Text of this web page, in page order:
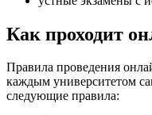
Как проходит
Правила проведения
каждым университетом
следующие правила: